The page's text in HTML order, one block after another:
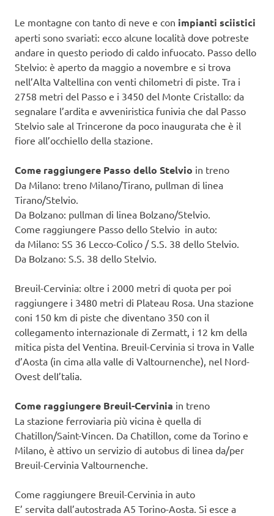
Le montagne con tanto di neve e con impianti sciistici
aperti sono svariati: ecco alcune località dove potreste
andare in questo periodo di caldo infuocato. Passo dello
Stelvio: è aperto da maggio a novembre e si trova
nell’Alta Valtellina con venti chilometri di piste. Tra i
2758 metri del Passo e i 3450 del Monte Cristallo: da
segnalare l’ardita e avveniristica funivia che dal Passo
Stelvio sale al Trincerone da poco inaugurata che è il
fiore all’occhiello della stazione.
Come raggiungere Passo dello Stelvio in treno
Da Milano: treno Milano/Tirano, pullman di linea
Tirano/Stelvio.
Da Bolzano: pullman di linea Bolzano/Stelvio.
Come raggiungere Passo dello Stelvio in auto:
da Milano: SS 36 Lecco-Colico / S.S. 38 dello Stelvio.
Da Bolzano: S.S. 38 dello Stelvio.
Breuil-Cervinia: oltre i 2000 metri di quota per poi
raggiungere i 3480 metri di Plateau Rosa. Una stazione
coni 150 km di piste che diventano 350 con il
collegamento internazionale di Zermatt, i 12 km della
mitica pista del Ventina. Breuil-Cervinia si trova in Valle
d’Aosta (in cima alla valle di Valtournenche), nel Nord-
Ovest delI’talia.
Come raggiungere Breuil-Cervinia in treno
La stazione ferroviaria più vicina è quella di
Chatillon/Saint-Vincen. Da Chatillon, come da Torino e
Milano, è attivo un servizio di autobus di linea da/per
Breuil-Cervinia Valtournenche.
Come raggiungere Breuil-Cervinia in auto
E’ servita dall’autostrada A5 Torino-Aosta. Si esce a